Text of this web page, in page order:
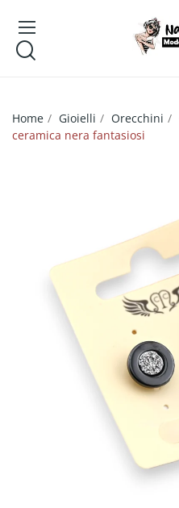
Home Gioielli Orecchini
ceramica nera fantasiosi